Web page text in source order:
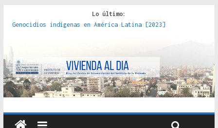
Lo último:
Genocidios indígenas en América Latina [2023]
políticas, prácticas y representaciones [2022]
crítica de las fronteras latinoamericanas [2020]
Criterios técnicos para una vivienda adecuada [2019]
Red de consultorios de la Caja del Seguro Obrero en
Santiago : un patrimonio emblemático [2014]